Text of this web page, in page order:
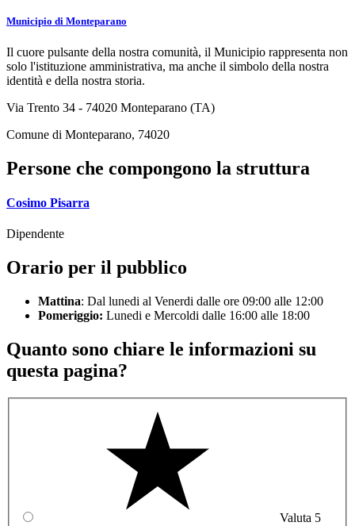
Municipio di Monteparano
Il cuore pulsante della nostra comunità, il Municipio rappresenta non
solo l'istituzione amministrativa, ma anche il simbolo della nostra
identità e della nostra storia.
Via Trento 34 - 74020 Monteparano (TA)
Comune di Monteparano, 74020
Persone che compongono la struttura
Cosimo Pisarra
Dipendente
Orario per il pubblico
Mattina: Dal lunedi al Venerdi dalle ore 09:00 alle 12:00
Pomeriggio: Lunedi e Mercoldi dalle 16:00 alle 18:00
Quanto sono chiare le informazioni su
questa pagina?
Valuta 5